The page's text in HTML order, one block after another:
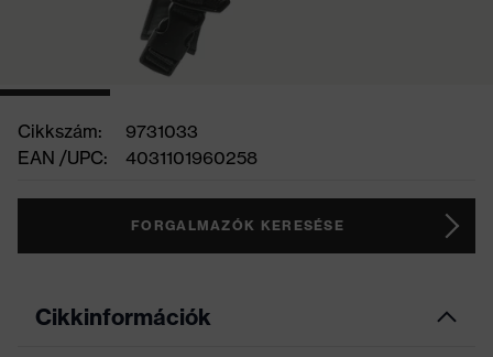
Cikkszám:
9731033
EAN /UPC:
4031101960258
FORGALMAZÓK KERESÉSE
Cikkinformációk